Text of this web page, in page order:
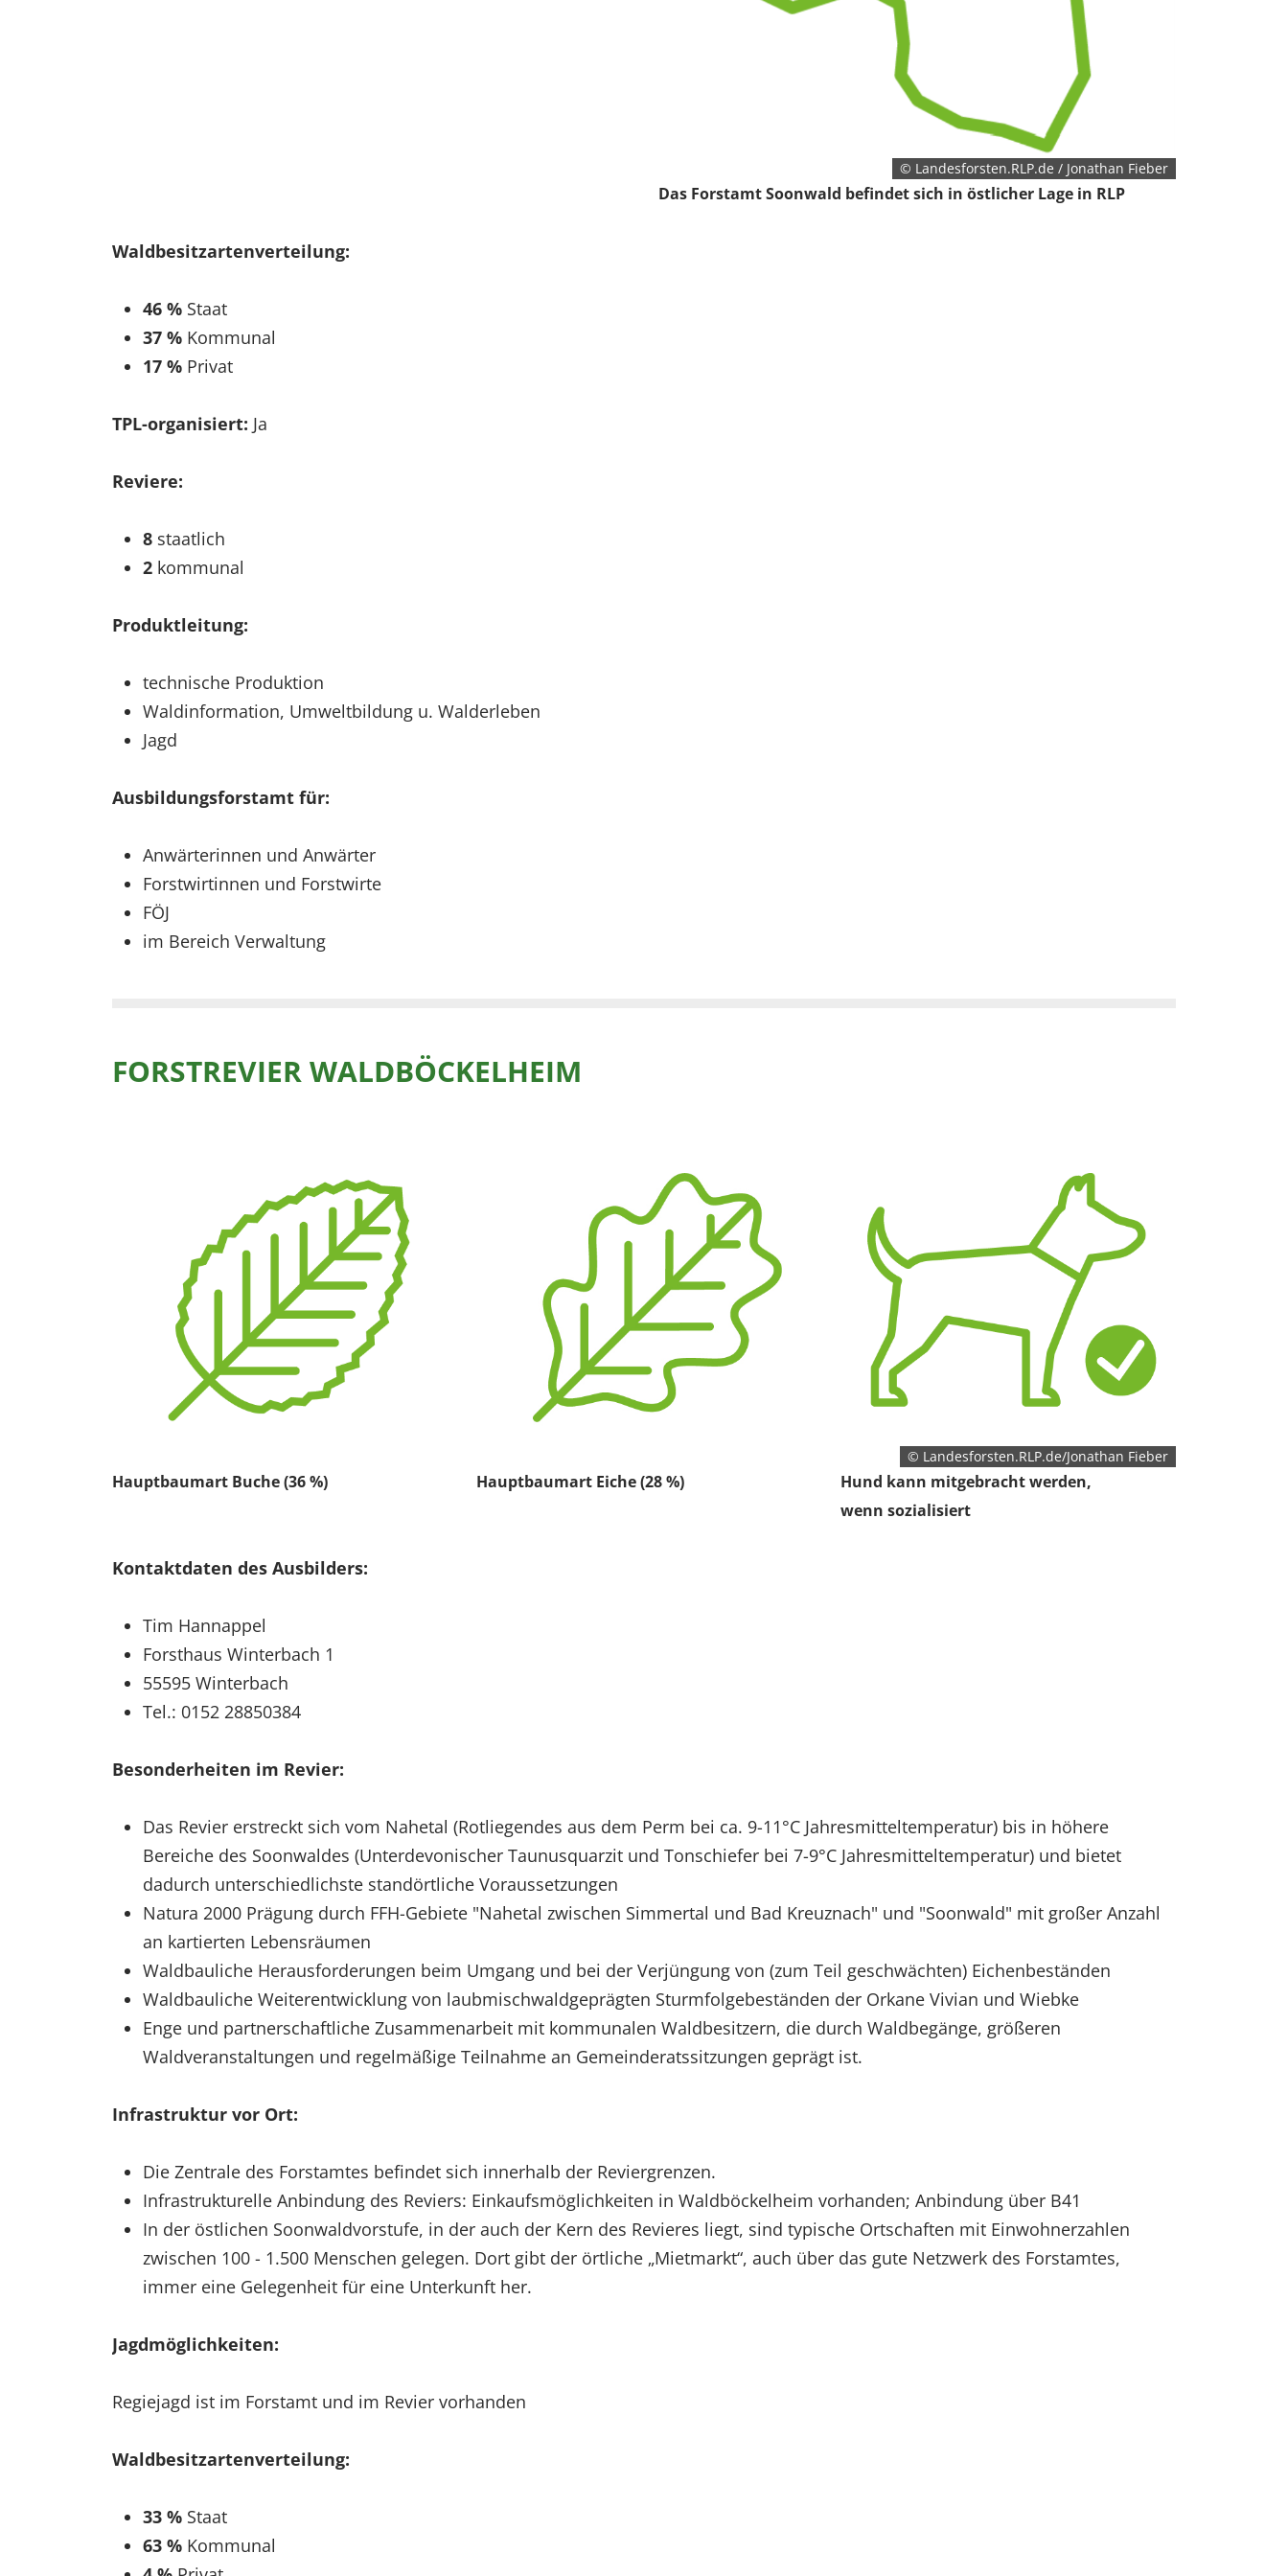
© Landesforsten.RLP.de / Jonathan Fieber
Das Forstamt Soonwald befindet sich in östlicher Lage in RLP
Waldbesitzartenverteilung:
46 % Staat
37 % Kommunal
17 % Privat
TPL-organisiert: Ja
Reviere:
8 staatlich
2 kommunal
Produktleitung:
technische Produktion
Waldinformation, Umweltbildung u. Walderleben
Jagd
Ausbildungsforstamt für:
Anwärterinnen und Anwärter
Forstwirtinnen und Forstwirte
FÖJ
im Bereich Verwaltung
FORSTREVIER WALDBÖCKELHEIM
Hauptbaumart Buche (36 %) Hauptbaumart Eiche (28 %)
© Landesforsten.RLP.de/Jonathan Fieber
Hund kann mitgebracht werden,
wenn sozialisiert
Kontaktdaten des Ausbilders:
Tim Hannappel
Forsthaus Winterbach 1
55595 Winterbach
Tel.: 0152 28850384
Besonderheiten im Revier:
Das Revier erstreckt sich vom Nahetal (Rotliegendes aus dem Perm bei ca. 9-11°C Jahresmitteltemperatur) bis in höhere
Bereiche des Soonwaldes (Unterdevonischer Taunusquarzit und Tonschiefer bei 7-9°C Jahresmitteltemperatur) und bietet
dadurch unterschiedlichste standörtliche Voraussetzungen
Natura 2000 Prägung durch FFH-Gebiete "Nahetal zwischen Simmertal und Bad Kreuznach" und "Soonwald" mit großer Anzahl
an kartierten Lebensräumen
Waldbauliche Herausforderungen beim Umgang und bei der Verjüngung von (zum Teil geschwächten) Eichenbeständen
Waldbauliche Weiterentwicklung von laubmischwaldgeprägten Sturmfolgebeständen der Orkane Vivian und Wiebke
Enge und partnerschaftliche Zusammenarbeit mit kommunalen Waldbesitzern, die durch Waldbegänge, größeren
Waldveranstaltungen und regelmäßige Teilnahme an Gemeinderatssitzungen geprägt ist.
Infrastruktur vor Ort:
Die Zentrale des Forstamtes befindet sich innerhalb der Reviergrenzen.
Infrastrukturelle Anbindung des Reviers: Einkaufsmöglichkeiten in Waldböckelheim vorhanden; Anbindung über B41
In der östlichen Soonwaldvorstufe, in der auch der Kern des Revieres liegt, sind typische Ortschaften mit Einwohnerzahlen
zwischen 100 - 1.500 Menschen gelegen. Dort gibt der örtliche „Mietmarkt“, auch über das gute Netzwerk des Forstamtes,
immer eine Gelegenheit für eine Unterkunft her.
Jagdmöglichkeiten:
Regiejagd ist im Forstamt und im Revier vorhanden
Waldbesitzartenverteilung:
33 % Staat
63 % Kommunal